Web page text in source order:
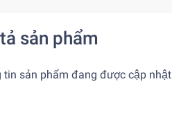
sản phẩm
tin sản phẩm đang được cập nhật